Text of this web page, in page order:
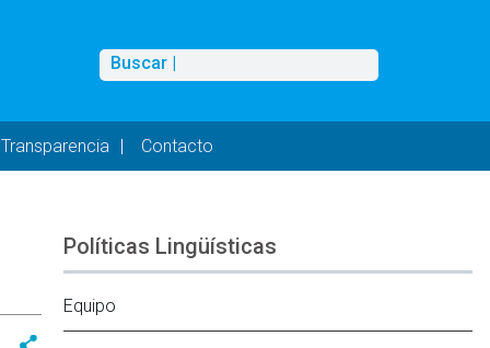
Buscar
Buscar |
Transparencia Contacto
Políticas Lingüísticas
Equipo